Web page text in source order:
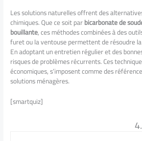
Les solutions naturelles offrent des
chimiques. Que ce soit parbicarbonate de
bouillante, ces méthodes combinées à des
furet ou la ventouse permettent de résoudre
En adoptant un entretien régulier et des
risques de problèmes récurrents. Ces
économiques, s’imposent comme des
solutions ménagères.
[smartquiz]